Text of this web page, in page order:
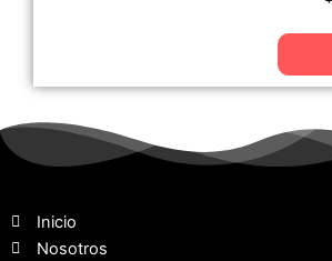
Inicio
Nosotros